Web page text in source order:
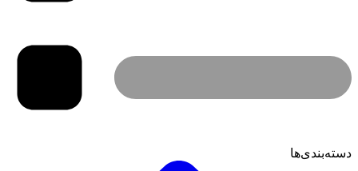
دسته‌بندی‌ها